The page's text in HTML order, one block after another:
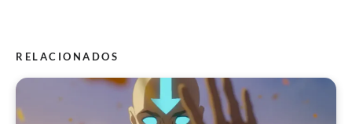
RELACIONADOS